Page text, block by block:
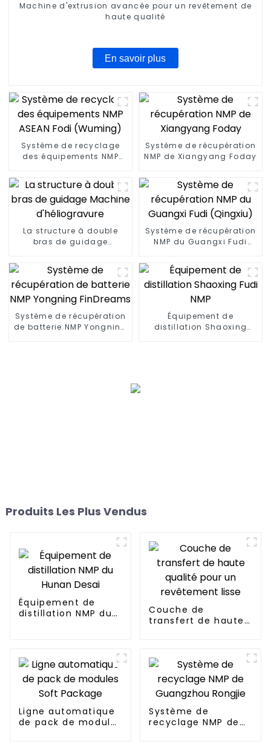
Machine d'extrusion avancée pour un revêtement de
haute qualité
En savoir plus
Système de recyclage
des équipements NMP
Système de récupération
NMP de Xiangyang Foday
La structure à double
bras de guidage
Système de récupération
NMP du Guangxi Fudi
Système de récupération
de batterie NMP Yongning
Équipement de
distillation Shaoxing
Produits Les Plus Vendus
Équipement de
distillation NMP du
Couche de
transfert de haute
Ligne automatique
de pack de modules
Système de
recyclage NMP de